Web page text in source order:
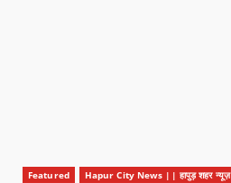
Featured Hapur City News || हापुड़ शहर न्यूज़